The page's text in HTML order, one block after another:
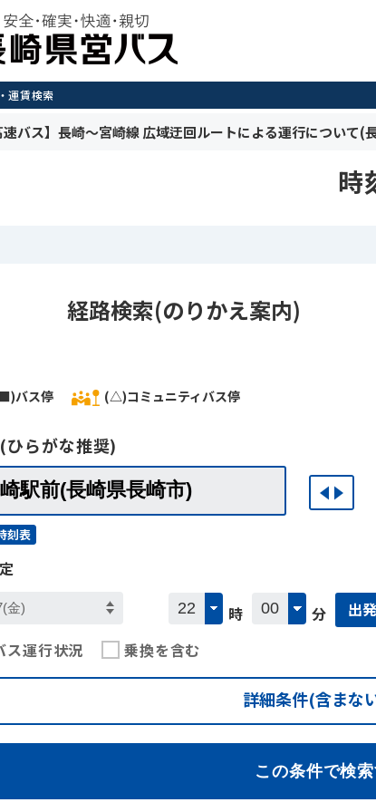
運賃検索
速バス】長崎～宮崎線 広域迂回ルートによる運行について(
時
経路検索(のりかえ案内)
バス停 (△)コミュニティバス停
(ひらがな推奨)
刻表
時 分 出発
ス運行状況
乗換を含む
詳細条件(含まな
この条件で検